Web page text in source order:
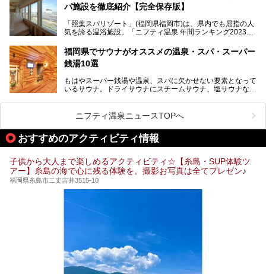
そこで今回は、ニフティ温泉ライターである筆者が現地訪
ーム・併設するレストランを体験し、それらの全貌を徹底紹
介します！
パ施設を徹底紹介【完全保存版】
「照葉スパリゾート」(福岡県福岡市)は、県内でも屈指の人
気を誇る温浴施設。「ニフティ温泉 年間ランキング2023」
常連客で賑わっています。
そこで今回は、ニフティ温泉ライターである筆者が現地体
ューズメント・宿泊施設・グルメ・その他施設まで、多彩な
る全貌と魅力を徹底紹介します！
福岡県でサウナがオススメの温泉・スパ・スーパー
銭湯10選
もはやスーパー銭湯や温泉、スパに欠かせない要素となって
いるサウナ。ドライサウナにスチームサウナ、塩サウナな
ペース、ロウリュウなど、心ゆくまで楽しむためのサービス
が充実した施設も多くみられます。
今回はそんなサウナにこだわった、福岡県内のオススメ温
泉・銭湯・スパを10件紹介したいと思います！
ニフティ温泉ニュースTOPへ
おすすめのアクティビティ情報
子供から大人まで楽しめるアクティビティ☆【糸島・SUP体験ツ
アー】糸島の海で心に残る体験を。撮影お写真は全てプレゼン♪
福岡県糸島市二丈吉井3515-10